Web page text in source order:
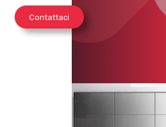
Contattaci